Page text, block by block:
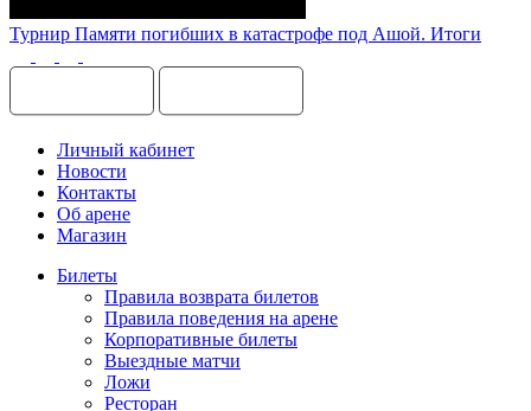
Турнир Памяти погибших в катастрофе под Ашой. Итоги
Личный кабинет
Новости
Контакты
Об арене
Магазин
Билеты
Правила возврата билетов
Правила поведения на арене
Корпоративные билеты
Выездные матчи
Ложи
Ресторан